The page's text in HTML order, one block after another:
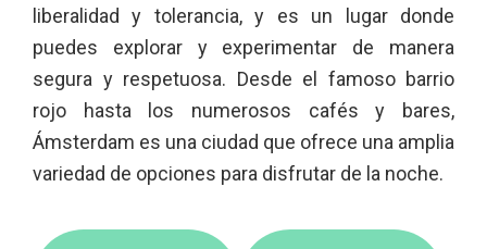
liberalidad y tolerancia, y es un lugar donde
puedes explorar y experimentar de manera
segura y respetuosa. Desde el famoso barrio
rojo hasta los numerosos cafés y bares,
Ámsterdam es una ciudad que ofrece una amplia
variedad de opciones para disfrutar de la noche.